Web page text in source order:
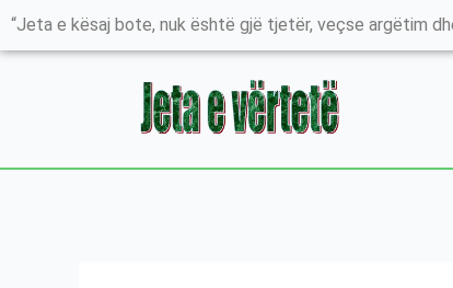
Skip
“Jeta e kësaj bote, nuk është gjë tjetër, veçse argëtim
Search